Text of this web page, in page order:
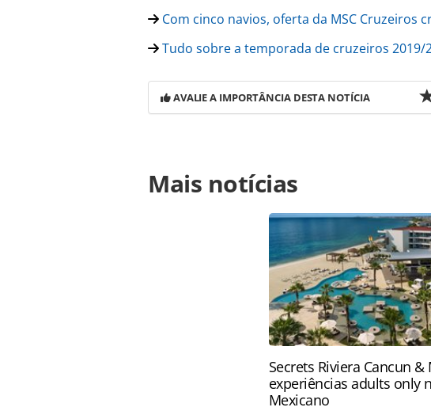
Com cinco navios, oferta da MSC Cruzeiros
Tudo sobre a temporada de cruzeiros 2019/
AVALIE A IMPORTÂNCIA DESTA NOTÍCIA
https://www.panrotas.com.br/msc-cruzeiros/
grandiosa-e-lanca-projeto-sustentavel-
oferecidas na página. Todo o conteúdo
pela legislação brasileira sobre direito autoral.
autorização da PANROTAS Editora
Mais notícias
Secrets Riviera Cancun &
experiências adults only
Mexicano